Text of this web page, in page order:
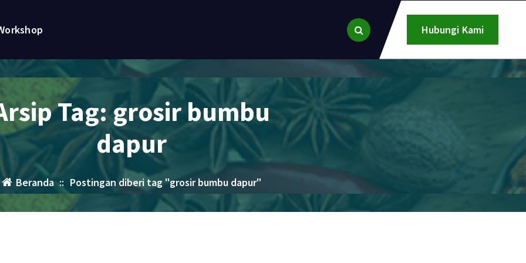
Hubungi Kami
Tag: grosir bumbu
dapur
Beranda :: Postingan diberi tag "grosir bumbu dapur"